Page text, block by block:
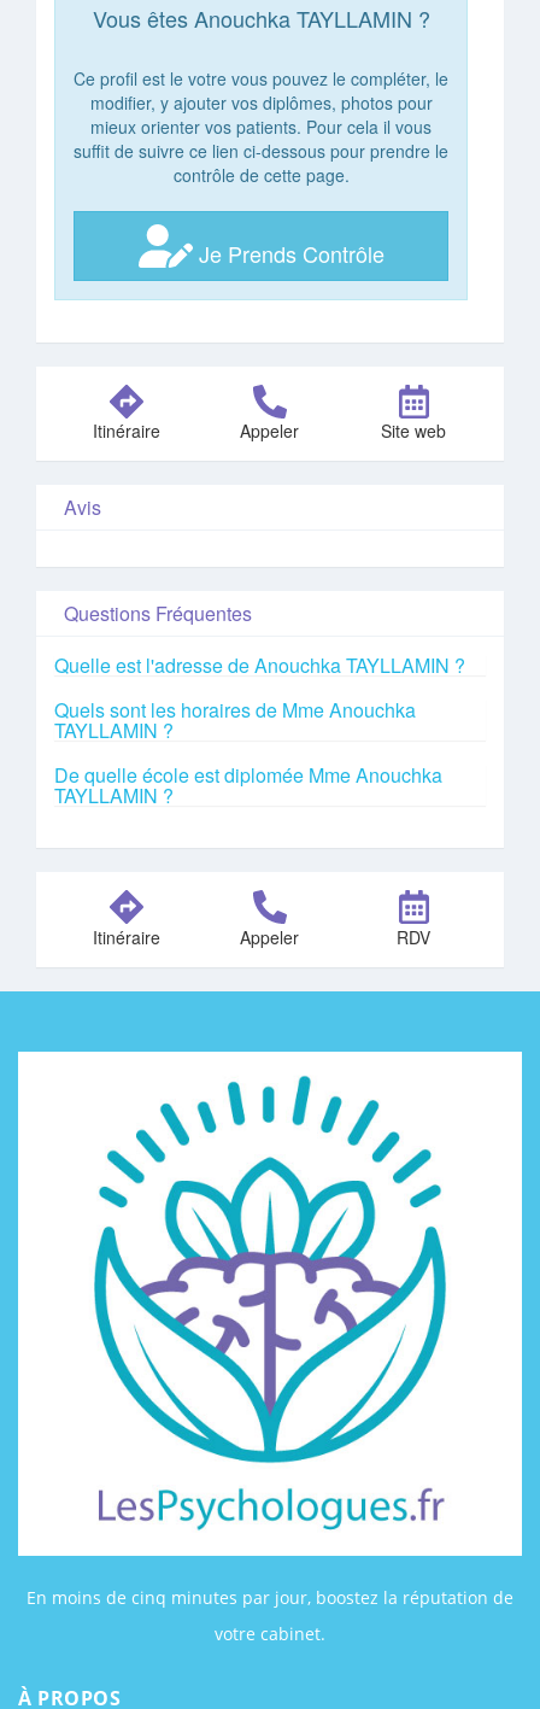
Vous êtes Anouchka TAYLLAMIN ?
Ce profil est le votre vous pouvez le compléter, le
modifier, y ajouter vos diplômes, photos pour
mieux orienter vos patients. Pour cela il vous
suffit de suivre ce lien ci-dessous pour prendre le
contrôle de cette page.
Je Prends Contrôle
Itinéraire Appeler Site web
Avis
Questions Fréquentes
Quelle est l'adresse de Anouchka TAYLLAMIN ?
Quels sont les horaires de Mme Anouchka
TAYLLAMIN ?
De quelle école est diplomée Mme Anouchka
TAYLLAMIN ?
Itinéraire Appeler RDV
En moins de cinq minutes par jour, boostez la réputation de
votre cabinet.
À PROPOS